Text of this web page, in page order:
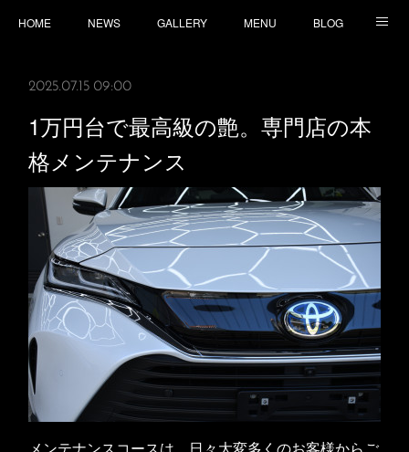
HOME NEWS GALLERY MENU BLOG
2025.07.15 09:00
1万円台で最高級の艶。専門店の本
格メンテナンス